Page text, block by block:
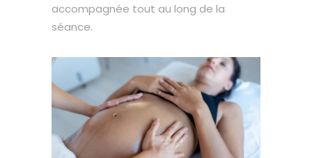
accompagnée tout au long de la
séance.